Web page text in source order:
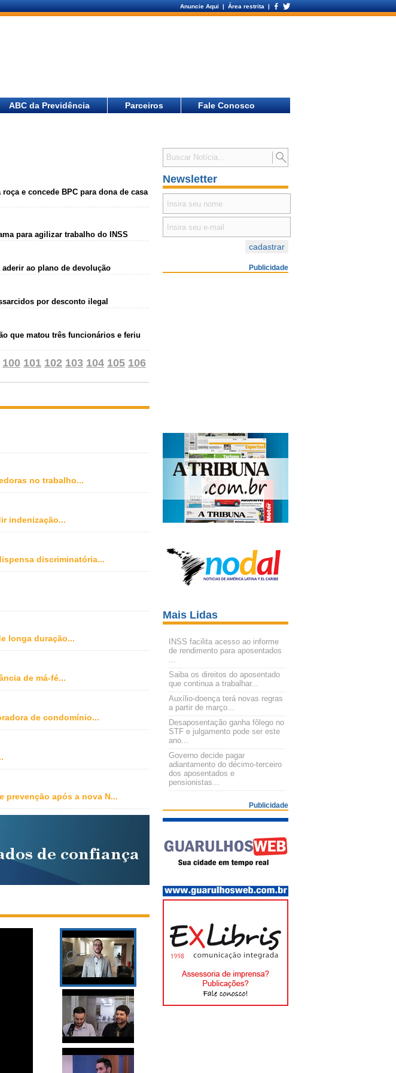
Anuncie Aqui | Área restrita |
ABC da Previdência Parceiros Fale Conosco
e concede BPC para dona de casa
para agilizar trabalho do INSS
aderir ao plano de devolução
por desconto ilegal
que matou três funcionários e feriu
100 101 102 103 104 105 106
no trabalho...
indenização...
discriminatória...
longa duração...
de má-fé...
de condomínio...
prevenção após a nova N...
Newsletter
Publicidade
Mais Lidas
INSS facilita acesso ao informe
de rendimento para aposentados
...
Saiba os direitos do aposentado
que continua a trabalhar...
Auxílio-doença terá novas regras
a partir de março...
Desaposentação ganha fôlego no
STF e julgamento pode ser este
ano...
Governo decide pagar
adiantamento do décimo-terceiro
dos aposentados e
pensionistas...
Publicidade